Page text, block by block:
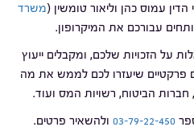
משרד
עבורכם את המיקרופון.
על הזכויות שלכם, ומקבלים ייעוץ
פרקטיים שיעזרו לכם לממש את מה
חברות הביטוח, רשויות המס ועוד.
03-79-22-450 ולהשאיר פרטים.